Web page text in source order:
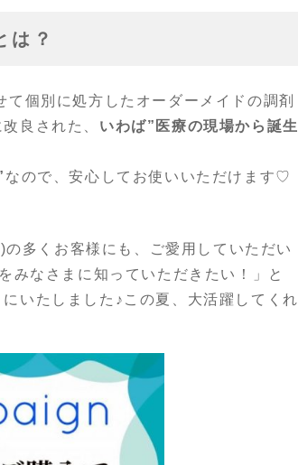
は？
個別に処方したオーダーメイドの調剤
良された、 いわば” 医療の現場から誕生
なので、安心してお使いいただけます♡
多くお客様にも、ご愛用していただい
みなさまに知っていただきたい！」と
いたしました♪この夏、大活躍してくれ